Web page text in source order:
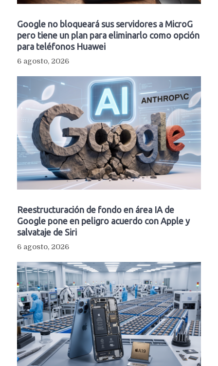
Google no bloqueará sus servidores a MicroG
pero tiene un plan para eliminarlo como opción
para teléfonos Huawei
6 agosto, 2026
Reestructuración de fondo en área IA de
Google pone en peligro acuerdo con Apple y
salvataje de Siri
6 agosto, 2026